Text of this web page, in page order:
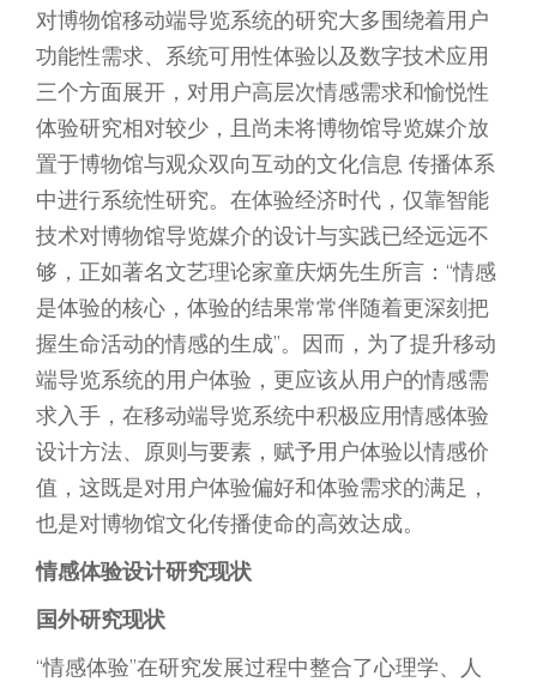
对博物馆移动端导览系统的研究大多围绕着用户
功能性需求、系统可用性体验以及数字技术应用
三个方面展开，对用户高层次情感需求和愉悦性
体验研究相对较少，且尚未将博物馆导览媒介放
置于博物馆与观众双向互动的文化信息 传播体系
中进行系统性研究。在体验经济时代，仅靠智能
技术对博物馆导览媒介的设计与实践已经远远不
够，正如著名文艺理论家童庆炳先生所言：“情感
是体验的核心，体验的结果常常伴随着更深刻把
握生命活动的情感的生成”。因而，为了提升移动
端导览系统的用户体验，更应该从用户的情感需
求入手，在移动端导览系统中积极应用情感体验
设计方法、原则与要素，赋予用户体验以情感价
值，这既是对用户体验偏好和体验需求的满足，
也是对博物馆文化传播使命的高效达成。
情感体验设计研究现状
国外研究现状
“情感体验”在研究发展过程中整合了心理学、人